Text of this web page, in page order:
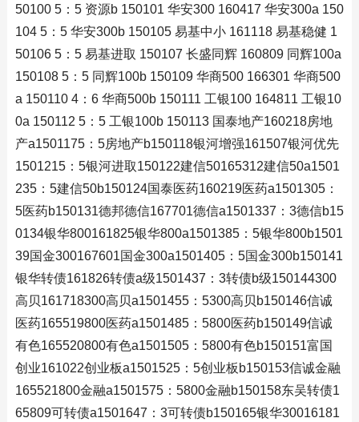
50100 5：5 资源b 150101 华安300 160417 华安300a 150
104 5：5 华安300b 150105 易基中小 161118 易基稳健 1
50106 5：5 易基进取 150107 长盛同辉 160809 同辉100a
150108 5：5 同辉100b 150109 华商500 166301 华商500
a 150110 4：6 华商500b 150111 工银100 164811 工银10
0a 150112 5：5 工银100b 150113 国泰地产160218房地
产a1501175：5房地产b150118银河增强161507银河优先
1501215：5银河进取150122建信50165312建信50a1501
235：5建信50b150124国泰医药160219医药a1501305：
5医药b150131德邦德信167701德信a1501337：3德信b15
0134银华800161825银华800a1501385：5银华800b1501
39国金300167601国金300a1501405：5国金300b150141
银华转债161826转债a级1501437：3转债b级150144300
高贝161718300高贝a1501455：5300高贝b150146信诚
医药165519800医药a1501485：5800医药b150149信诚
有色165520800有色a1501505：5800有色b150151富国
创业161022创业板a1501525：5创业板b150153信诚金融
165521800金融a1501575：5800金融b150158东吴转债1
65809可转债a1501647：3可转债b150165银华30016181